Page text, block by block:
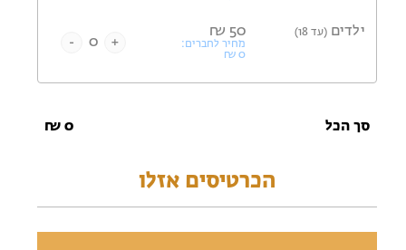
ילדים (עד 18) 50
₪
מחיר לחברים:
0
₪
+
-
סך הכל 0
₪
הכרטיסים אזלו